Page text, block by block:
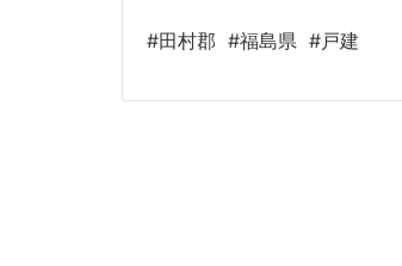
#田村郡 #福島県 #戸建